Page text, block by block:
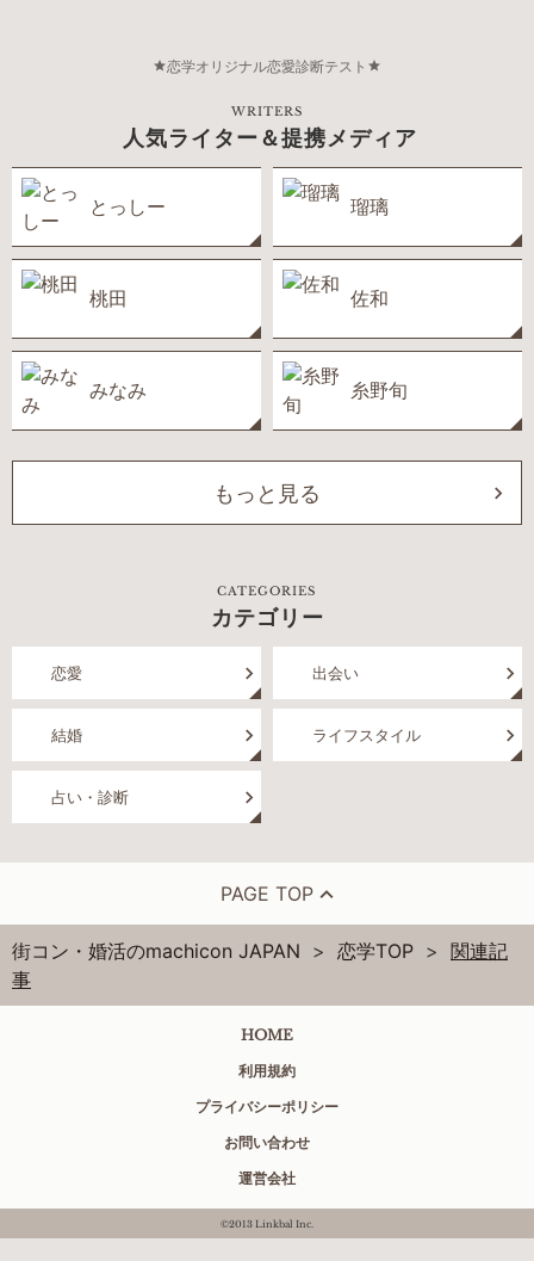
恋学オリジナル恋愛診断テスト
WRITERS
人気ライター＆提携メディア
とっしー 瑠璃
桃田 佐和
みなみ 糸野旬
もっと見る
CATEGORIES
カテゴリー
恋愛 出会い
結婚 ライフスタイル
占い・診断
PAGE TOP
街コン・婚活のmachicon JAPAN 恋学TOP
関連記
事
HOME
利用規約
プライバシーポリシー
お問い合わせ
運営会社
©2013 Linkbal Inc.